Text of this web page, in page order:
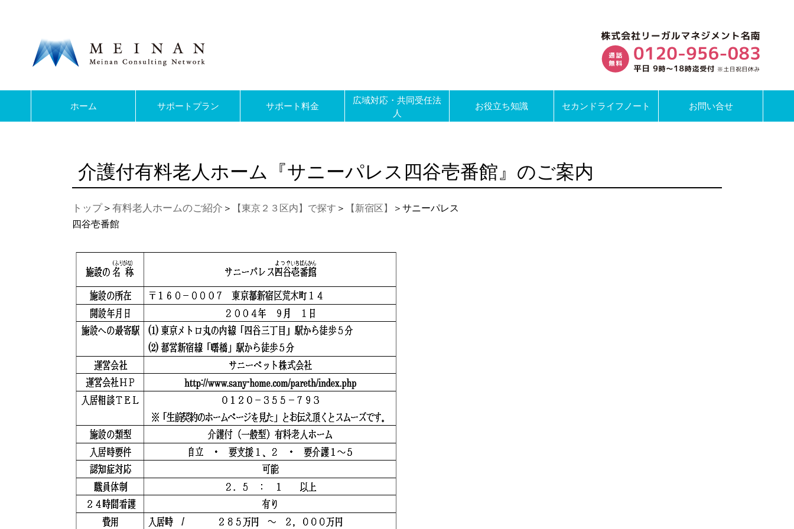
ホーム サポートプラン サポート料金
広域対応・共同受任法
人
お役立ち知識 セカンドライフノート お問い合せ
介護付有料老人ホーム『サニーパレス四谷壱番館』のご案内
トップ＞ 有料老人ホームのご紹介 ＞ 【東京２３区内】で探す ＞ 【新宿区】
＞サニーパレス
四谷壱番館